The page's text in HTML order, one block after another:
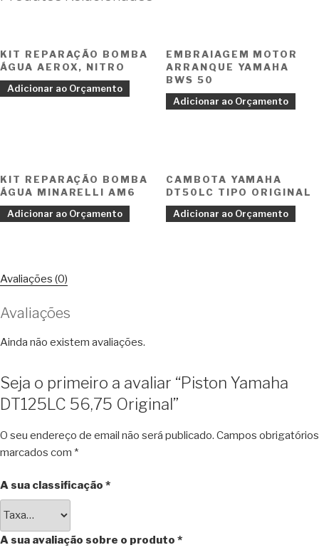
KIT REPARAÇÃO BOMBA
ÁGUA AEROX, NITRO
Adicionar ao Orçamento
EMBRAIAGEM MOTOR
ARRANQUE YAMAHA
BWS 50
Adicionar ao Orçamento
KIT REPARAÇÃO BOMBA
ÁGUA MINARELLI AM6
Adicionar ao Orçamento
CAMBOTA YAMAHA
DT50LC TIPO ORIGINAL
Adicionar ao Orçamento
Avaliações (0)
Avaliações
Ainda não existem avaliações.
Seja o primeiro a avaliar “Piston Yamaha
DT125LC 56,75 Original”
O seu endereço de email não será publicado. Campos obrigatórios
marcados com *
A sua classificação *
A sua avaliação sobre o produto *